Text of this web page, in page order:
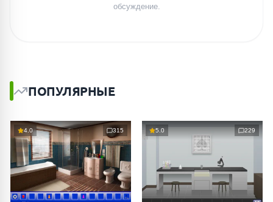
обсуждение.
ПОПУЛЯРНЫЕ
4.0 315 5.0 229